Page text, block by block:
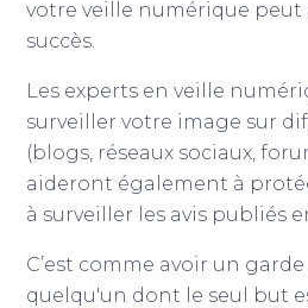
votre veille numérique peut
succès.
Les experts en veille
surveiller votre image sur
(blogs, réseaux sociaux,
aideront également à
à surveiller les avis publiés
C’est comme avoir un
quelqu'un dont le seul but